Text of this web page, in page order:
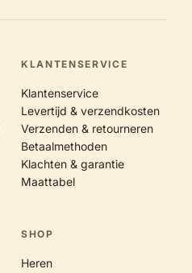
KLANTENSERVICE
Klantenservice
Levertijd & verzendkosten
Verzenden & retourneren
Betaalmethoden
Klachten & garantie
Maattabel
SHOP
Heren